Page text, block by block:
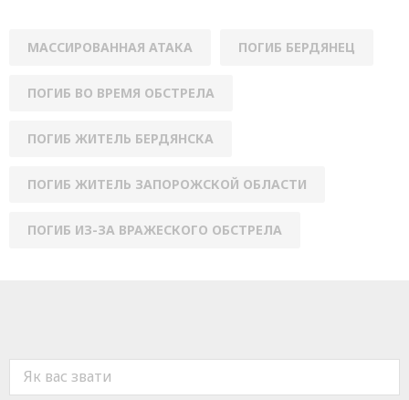
МАССИРОВАННАЯ АТАКА ПОГИБ БЕРДЯНЕЦ
ПОГИБ ВО ВРЕМЯ ОБСТРЕЛА
ПОГИБ ЖИТЕЛЬ БЕРДЯНСКА
ПОГИБ ЖИТЕЛЬ ЗАПОРОЖСКОЙ ОБЛАСТИ
ПОГИБ ИЗ-ЗА ВРАЖЕСКОГО ОБСТРЕЛА